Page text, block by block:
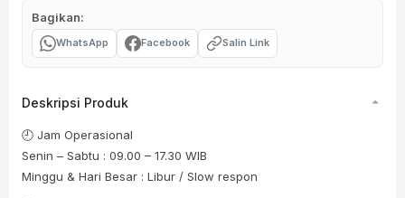
Bagikan:
WhatsApp Facebook Salin Link
Deskripsi Produk
🕘 Jam Operasional
Senin – Sabtu : 09.00 – 17.30 WIB
Minggu & Hari Besar : Libur / Slow respon